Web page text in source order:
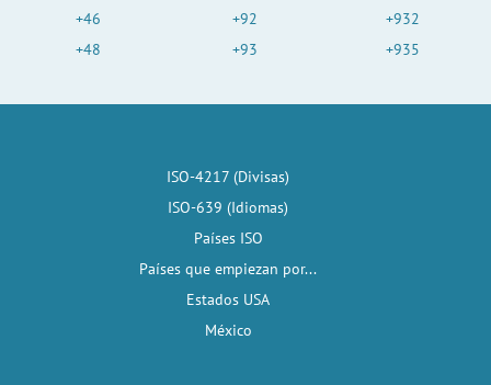
+46
+48
+92
+93
+932
+935
ISO-4217 (Divisas)
ISO-639 (Idiomas)
Países ISO
Países que empiezan por...
Estados USA
México